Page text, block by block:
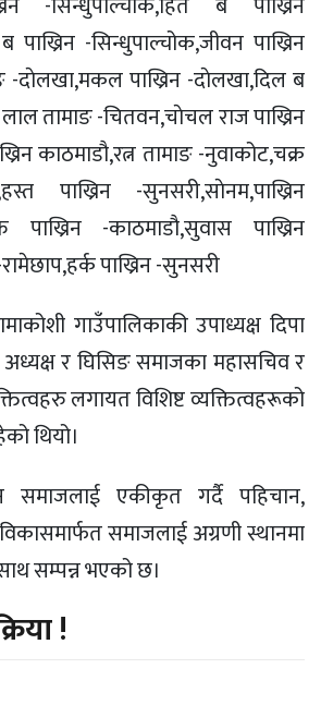
पाख्रिन -सिन्धुपाल्चोक,जीवन पाख्रिन
-दाेलखा,मकल पाख्रिन -दाेलखा,दिल ब
तामाङ -चितवन,चाेचल राज पाख्रिन
काठमाडौ,रत्न तामाङ -नुवाकोट,चक्र
हस्त पाख्रिन -सुनसरी,साेनम,पाख्रिन
पाख्रिन -काठमाडौ,सुवास पाख्रिन
हर्क पाख्रिन -सुनसरी
गाउँपालिकाकी उपाध्यक्ष दिपा
अध्यक्ष र घिसिङ समाजका महासचिव र
लगायत विशिष्ट व्यक्तित्वहरूको
थियो।
समाजलाई एकीकृत गर्दै पहिचान,
समाजलाई अग्रणी स्थानमा
सम्पन्न भएको छ।
!